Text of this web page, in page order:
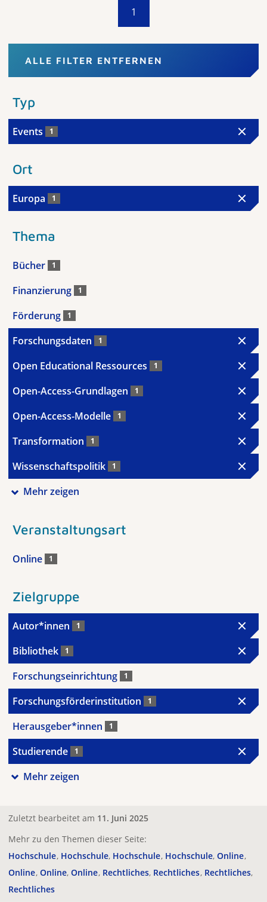
1
ALLE FILTER ENTFERNEN
Typ
Events 1
Ort
Europa 1
Thema
Bücher 1
Finanzierung 1
Förderung 1
Forschungsdaten 1
Open Educational Ressources 1
Open-Access-Grundlagen 1
Open-Access-Modelle 1
Transformation 1
Wissenschaftspolitik 1
Mehr zeigen
Veranstaltungsart
Online 1
Zielgruppe
Autor*innen 1
Bibliothek 1
Forschungseinrichtung 1
Forschungsförderinstitution 1
Herausgeber*innen 1
Studierende 1
Mehr zeigen
Zuletzt bearbeitet am 11. Juni 2025
Mehr zu den Themen dieser Seite:
Hochschule Hochschule Hochschule Hochschule Online
Online Online Online Rechtliches Rechtliches Rechtliches
Rechtliches